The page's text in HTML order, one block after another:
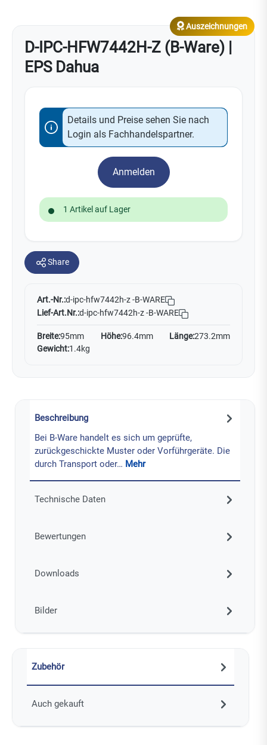
D-IPC-HFW7442H-Z (B-Ware) |
EPS Dahua
Auszeichnungen
Details und Preise sehen Sie nach
Login als Fachhandelspartner.
Anmelden
1 Artikel auf Lager
Share
Art.-Nr.:d-ipc-hfw7442h-z -B-WARE
Lief-Art.Nr.:d-ipc-hfw7442h-z -B-WARE
Breite:95mm Höhe:96.4mm Länge:273.2mm
Gewicht:1.4kg
Beschreibung
Bei B-Ware handelt es sich um geprüfte,
zurückgeschickte Muster oder Vorführgeräte. Die
durch Transport oder… Mehr
Technische Daten
Bewertungen
Downloads
Bilder
Zubehör
Auch gekauft